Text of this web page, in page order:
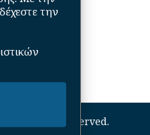
All Rights Reserved.
την